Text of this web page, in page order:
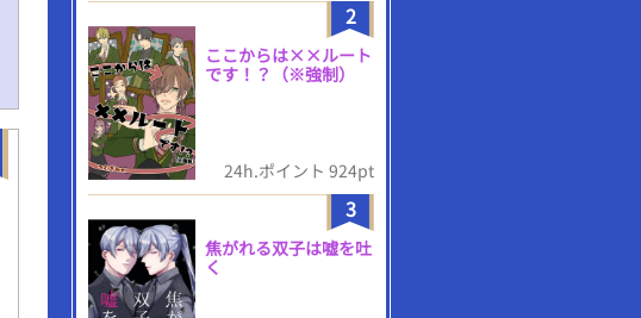
2
ここからは××ルート
です！？（※強制）
24h.ポイント 924pt
3
焦がれる双子は嘘を吐
く